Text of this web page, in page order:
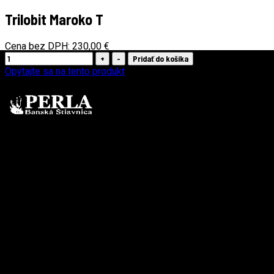
Trilobit Maroko T
Cena bez DPH: 230,00 €
Opýtajte sa na tento produkt
Trilobit (Trilobite Phacops)
Krajina pôvodu: Almif, Maroko
Veľkosť samotnej skameneliny cca: dĺžka x šírka x výška: